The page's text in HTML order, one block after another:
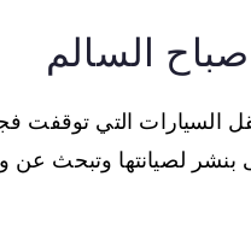
السالم
السيارات التي توقفت
بنشر لصيانتها وتبحث